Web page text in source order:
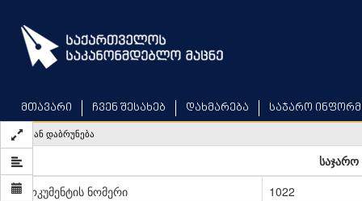
main
content
მთავარი ჩვენ შესახებ დახმარება საჯარო
უკან დაბრუნება
საჯარო
დოკუმენტის ნომერი
1022